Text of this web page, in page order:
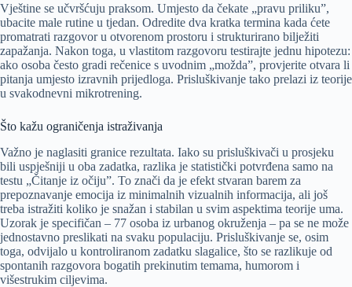
Vještine se učvršćuju praksom. Umjesto da čekate „pravu priliku”,
ubacite male rutine u tjedan. Odredite dva kratka termina kada ćete
promatrati razgovor u otvorenom prostoru i strukturirano bilježiti
zapažanja. Nakon toga, u vlastitom razgovoru testirajte jednu hipotezu:
ako osoba često gradi rečenice s uvodnim „možda”, provjerite otvara li
pitanja umjesto izravnih prijedloga. Prisluškivanje tako prelazi iz teorije
u svakodnevni mikrotrening.
Što kažu ograničenja istraživanja
Važno je naglasiti granice rezultata. Iako su prisluškivači u prosjeku
bili uspješniji u oba zadatka, razlika je statistički potvrđena samo na
testu „Čitanje iz očiju”. To znači da je efekt stvaran barem za
prepoznavanje emocija iz minimalnih vizualnih informacija, ali još
treba istražiti koliko je snažan i stabilan u svim aspektima teorije uma.
Uzorak je specifičan – 77 osoba iz urbanog okruženja – pa se ne može
jednostavno preslikati na svaku populaciju. Prisluškivanje se, osim
toga, odvijalo u kontroliranom zadatku slagalice, što se razlikuje od
spontanih razgovora bogatih prekinutim temama, humorom i
višestrukim ciljevima.